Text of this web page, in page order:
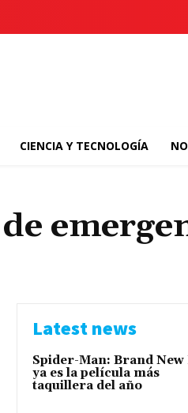
CIENCIA Y TECNOLOGÍA
Latest news
Spider-Man: Brand New
ya es la película más
taquillera del año